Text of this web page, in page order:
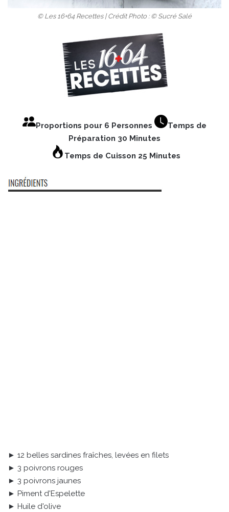
© Les 16+64 Recettes | Crédit Photo : © Sucré Salé
Proportions pour 6 Personnes
Temps de
Préparation 30 Minutes
Temps de Cuisson 25 Minutes
► 12 belles sardines fraîches, levées en filets
► 3 poivrons rouges
► 3 poivrons jaunes
► Piment d'Espelette
► Huile d'olive